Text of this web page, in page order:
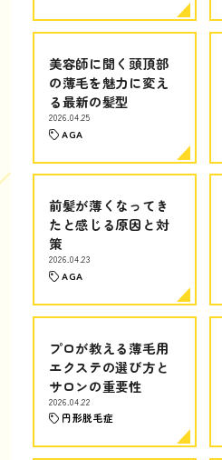
美容師に聞く頭頂部
の薄毛を魅力に変え
る最新の髪型
2026.04.25
AGA
前髪が薄くなってき
たと感じる原因と対
策
2026.04.23
AGA
プロが教える薄毛用
エクステの選び方と
サロンの重要性
2026.04.22
円形脱毛症